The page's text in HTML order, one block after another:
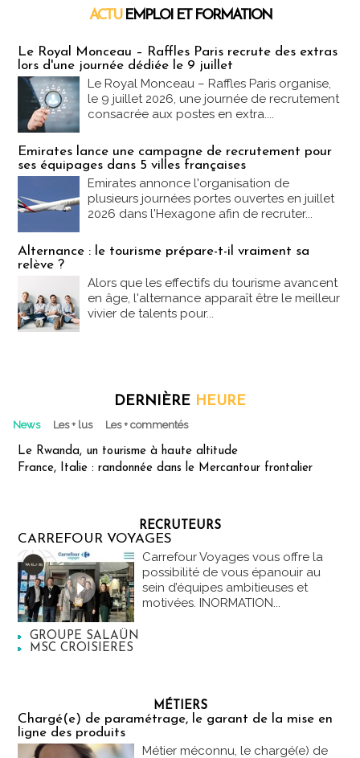
ACTU EMPLOI ET FORMATION
Le Royal Monceau – Raffles Paris recrute des extras
lors d'une journée dédiée le 9 juillet
Le Royal Monceau – Raffles Paris organise,
le 9 juillet 2026, une journée de recrutement
consacrée aux postes en extra....
Emirates lance une campagne de recrutement pour
ses équipages dans 5 villes françaises
Emirates annonce l'organisation de
plusieurs journées portes ouvertes en juillet
2026 dans l'Hexagone afin de recruter...
Alternance : le tourisme prépare-t-il vraiment sa
relève ?
Alors que les effectifs du tourisme avancent
en âge, l'alternance apparaît être le meilleur
vivier de talents pour...
DERNIÈRE HEURE
News Les + lus Les + commentés
Le Rwanda, un tourisme à haute altitude
France, Italie : randonnée dans le Mercantour frontalier
RECRUTEURS
CARREFOUR VOYAGES
Carrefour Voyages vous offre la
possibilité de vous épanouir au
sein d’équipes ambitieuses et
motivées. INORMATION...
GROUPE SALAÜN
MSC CROISIERES
MÉTIERS
Chargé(e) de paramétrage, le garant de la mise en
ligne des produits
Métier méconnu, le chargé(e) de